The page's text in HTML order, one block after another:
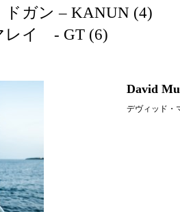
ドガン – KANUN (4)
レイ - GT (6)
David
デヴィッド・